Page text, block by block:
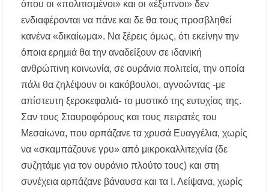
όπου οι «πολιτισμένοι» και οι «έξυπνοι» δεν
ενδιαφέρονται να πάνε και δε θα τους προσβληθεί
κανένα «δικαίωμα». Να ξέρεις όμως, ότι εκείνην την
όποια ερημιά θα την αναδείξουν σε ιδανική
ανθρώπινη κοινωνία, σε ουράνια πολιτεία, την οποία
πάλι θα ζηλέψουν οι κακόβουλοι, αγνοώντας -με
απίστευτη ξεροκεφαλιά- το μυστικό της ευτυχίας της.
Σαν τους Σταυροφόρους και τους πειρατές του
Μεσαίωνα, που αρπάζανε τα χρυσά Ευαγγέλια, χωρίς
να «σκαμπάζουνε γρυ» από μικροκαλλιτεχνία (δε
συζητάμε για τον ουράνιο πλούτο τους) και στη
συνέχεια αρπάζανε βάναυσα και τα Ι. Λείψανα, χωρίς